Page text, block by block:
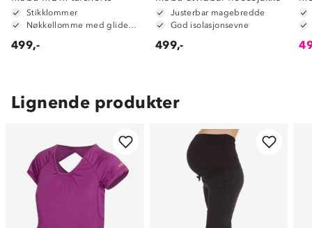
Stikklommer
499,-
Justerbar magebredde
God isolasjonsevne
499,-
Lignende produkter